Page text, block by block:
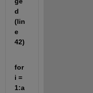
d
(lin
e
42)
for
i =
1:a